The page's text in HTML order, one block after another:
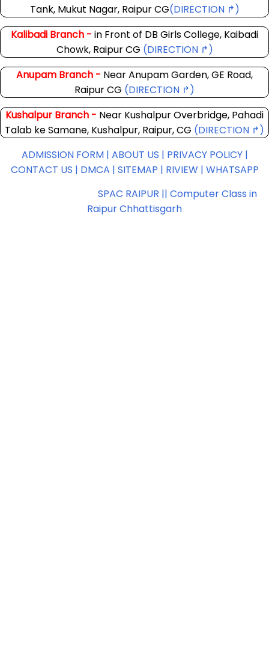
Tank, Mukut Nagar, Raipur CG(DIRECTION ↱)
Kalibadi Branch - in Front of DB Girls College, Kaibadi
Chowk, Raipur CG (DIRECTION ↱)
Anupam Branch - Near Anupam Garden, GE Road,
Raipur CG (DIRECTION ↱)
Kushalpur Branch - Near Kushalpur Overbridge, Pahadi
Talab ke Samane, Kushalpur, Raipur, CG (DIRECTION ↱)
ADMISSION FORM | ABOUT US | PRIVACY POLICY |
CONTACT US | DMCA | SITEMAP | RIVIEW | WHATSAPP
SPAC RAIPUR || Computer Class in
Raipur Chhattisgarh